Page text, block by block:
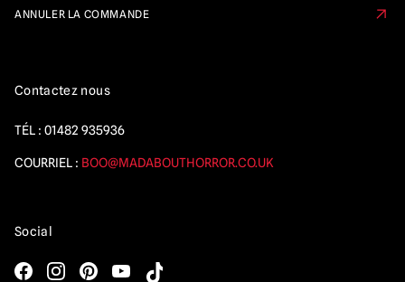
ANNULER LA COMMANDE
Contactez nous
TÉL : 01482 935936
COURRIEL : BOO@MADABOUTHORROR.CO.UK
Social